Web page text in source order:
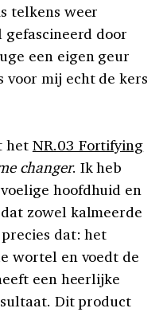
telkens weer
door
een eigen geur
mij echt de kers
het NR.03 Fortifying
changer. Ik heb
hoofdhuid en
zowel kalmeerde
dat: het
wortel en voedt de
een heerlijke
Dit product